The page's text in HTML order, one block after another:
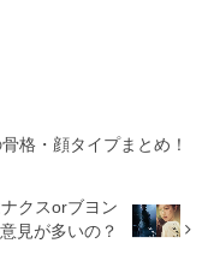
格・顔タイプまとめ！
クスorブヨン
見が多いの？